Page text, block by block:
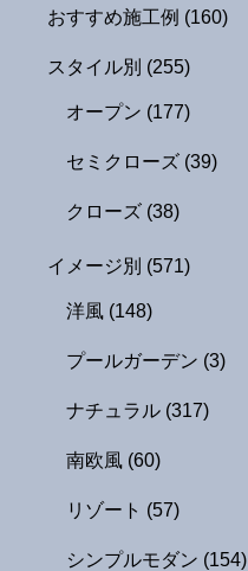
おすすめ施工例 (160)
スタイル別 (255)
オープン (177)
セミクローズ (39)
クローズ (38)
イメージ別 (571)
洋風 (148)
プールガーデン (3)
ナチュラル (317)
南欧風 (60)
リゾート (57)
シンプルモダン (154)